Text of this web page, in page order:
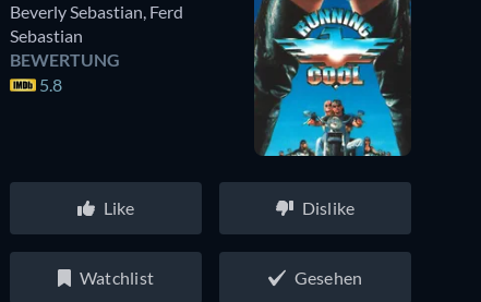
Beverly Sebastian, Ferd
Sebastian
BEWERTUNG
5.8
Like Dislike
Watchlist Gesehen